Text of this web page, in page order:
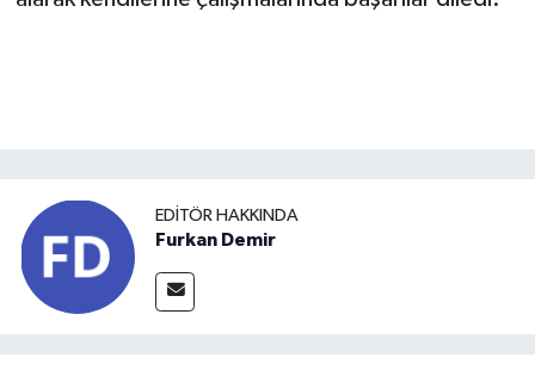
EDITÖR HAKKINDA
Furkan Demir